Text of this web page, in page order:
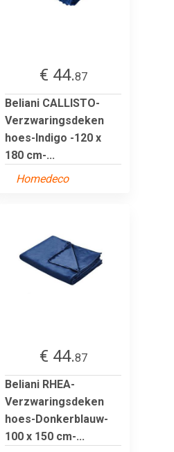
€ 44.87
Beliani CALLISTO-
Verzwaringsdeken
hoes-Indigo -120 x
180 cm-...
Homedeco
€ 44.87
Beliani RHEA-
Verzwaringsdeken
hoes-Donkerblauw-
100 x 150 cm-...